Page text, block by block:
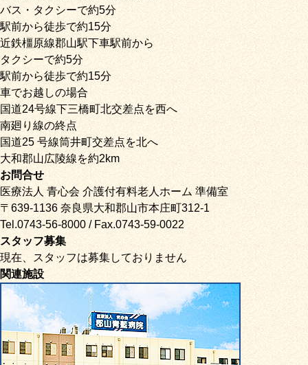
バス・タクシーで約5分
駅前から徒歩で約15分
近鉄橿原線郡山駅下車駅前から
タクシーで約5分
駅前から徒歩で約15分
車でお越しの場合
国道24号線下三橋町北交差点を西へ
南廻り線の終点
国道25 号線筒井町交差点を北へ
大和郡山広陵線を約2km
お問合せ
医療法人 青心会 介護付有料老人ホーム 準備室
〒639-1136 奈良県大和郡山市本庄町312-1
Tel.0743-56-8000 / Fax.0743-59-0022
スタッフ募集
現在、スタッフは募集しておりません
関連施設